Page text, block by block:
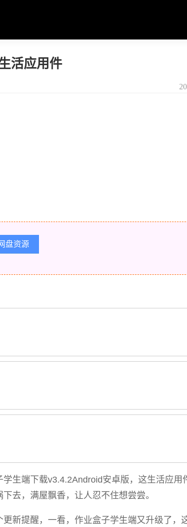
活应用件
盘资源
生端下载v3.4.2Android安卓版，这生活应用
去，满屋飘香，让人忍不住想尝尝。
新提醒，一看，作业盒子学生端又升级了，